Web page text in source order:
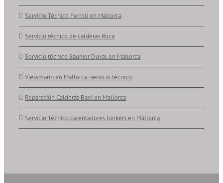
Servicio Técnico Ferroli en Mallorca
Servicio técnico de calderas Roca
Servicio técnico Saunier Duval en Mallorca
Viessmann en Mallorca: servicio técnico
Reparación Calderas Baxi en Mallorca
Servicio Técnico calentadores Junkers en Mallorca